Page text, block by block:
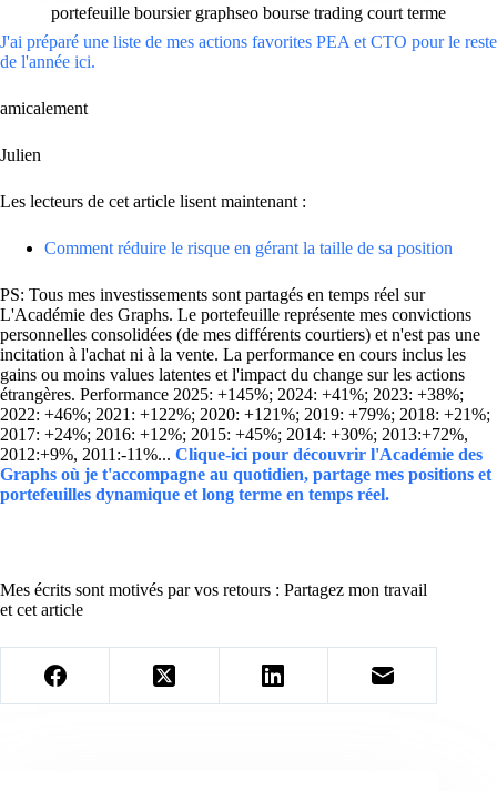
portefeuille boursier graphseo bourse trading court terme
J'ai préparé une liste de mes actions favorites PEA et CTO pour le reste
de l'année ici.
amicalement
Julien
Les lecteurs de cet article lisent maintenant :
Comment réduire le risque en gérant la taille de sa position
PS: Tous mes investissements sont partagés en temps réel sur
L'Académie des Graphs. Le portefeuille représente mes convictions
personnelles consolidées (de mes différents courtiers) et n'est pas une
incitation à l'achat ni à la vente. La performance en cours inclus les
gains ou moins values latentes et l'impact du change sur les actions
étrangères. Performance 2025: +145%; 2024: +41%; 2023: +38%;
2022: +46%; 2021: +122%; 2020: +121%; 2019: +79%; 2018: +21%;
2017: +24%; 2016: +12%; 2015: +45%; 2014: +30%; 2013:+72%,
2012:+9%, 2011:-11%... Clique-ici pour découvrir l'Académie des
Graphs où je t'accompagne au quotidien, partage mes positions et
portefeuilles dynamique et long terme en temps réel.
Mes écrits sont motivés par vos retours : Partagez mon travail
et cet article